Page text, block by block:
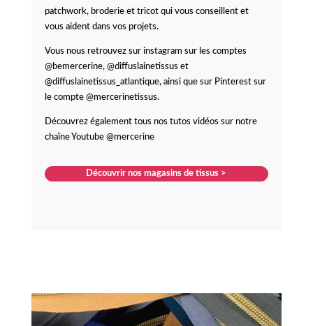
patchwork, broderie et tricot qui vous conseillent et
vous aident dans vos projets.
Vous nous retrouvez sur instagram sur les comptes
@bemercerine, @diffuslainetissus et
@diffuslainetissus_atlantique, ainsi que sur Pinterest sur
le compte @mercerinetissus.
Découvrez également tous nos tutos vidéos sur notre
chaîne Youtube @mercerine
Découvrir nos magasins de tissus >